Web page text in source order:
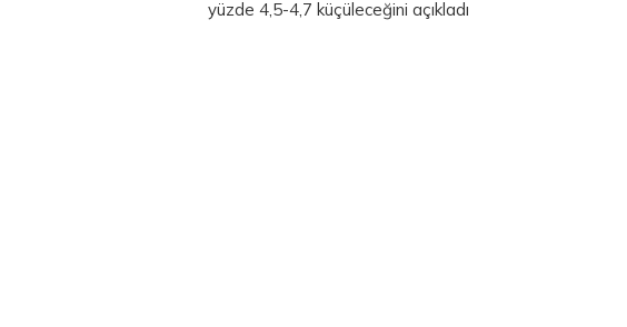
yüzde 4,5-4,7 küçüleceğini açıkladı